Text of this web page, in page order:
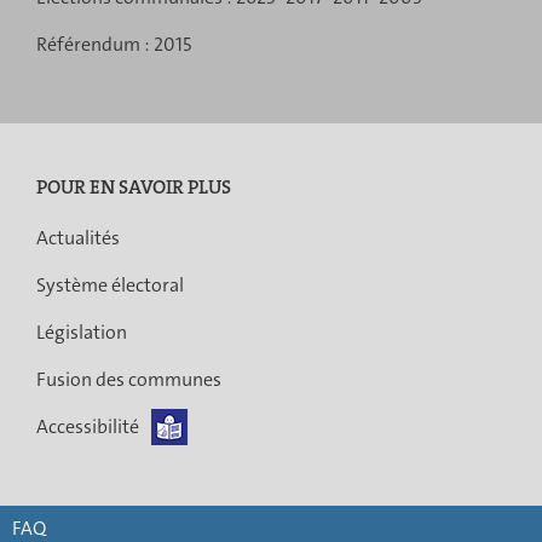
Référendum : 2015
POUR EN SAVOIR PLUS
Actualités
Système électoral
Législation
Fusion des communes
Accessibilité
FAQ